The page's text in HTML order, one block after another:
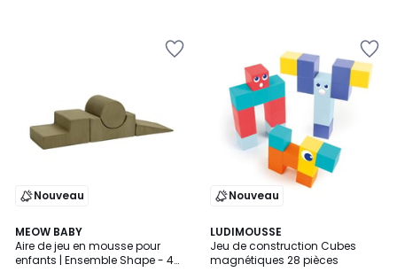
Nouveau
MEOW BABY
Aire de jeu en mousse pour
enfants | Ensemble Shape - 4
2
Couleurs
Nouveau
LUDIMOUSSE
Jeu de construction Cubes
magnétiques 28 pièces